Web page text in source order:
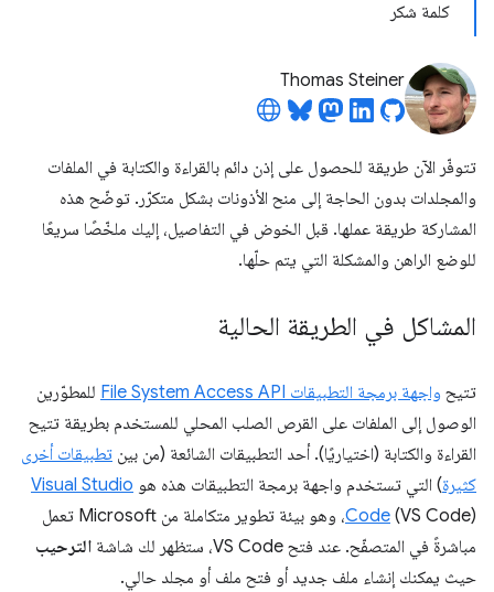
كلمة شكر
Thomas Steiner
تتوفّر الآن طريقة للحصول على إذن دائم بالقراءة والكتابة في الملفات
والمجلدات بدون الحاجة إلى منح الأذونات بشكل متكرّر. توضّح هذه
المشاركة طريقة عملها. قبل الخوض في التفاصيل، إليك ملخّصًا سريعًا
للوضع الراهن والمشكلة التي يتم حلّها.
المشاكل في الطريقة الحالية
تتيح واجهة برمجة التطبيقات File System Access API
للمطوّرين
الوصول إلى الملفات على القرص الصلب المحلي للمستخدم بطريقة تتيح
القراءة والكتابة (اختياريًا). أحد التطبيقات الشائعة (من بين تطبيقات أخرى
كثيرة) التي تستخدم واجهة برمجة التطبيقات هذه هو Visual Studio
Code
(VS Code)، وهو بيئة تطوير متكاملة من Microsoft تعمل
مباشرةً في المتصفّح. عند فتح VS Code، ستظهر لك شاشة
الترحيب
حيث يمكنك إنشاء ملف جديد أو فتح ملف أو مجلد حالي.